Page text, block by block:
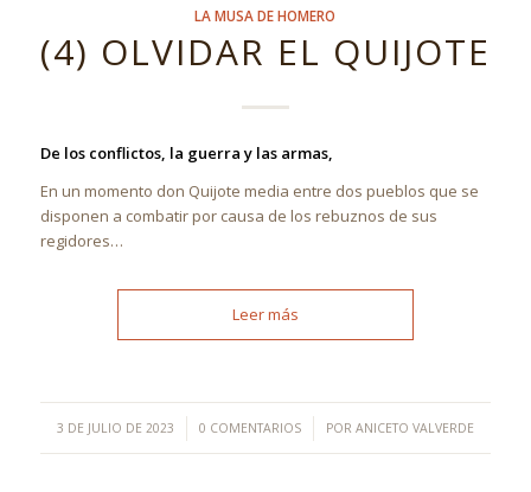
LA MUSA DE HOMERO
(4) OLVIDAR EL QUIJOTE
De los conflictos, la guerra y las armas,
En un momento don Quijote media entre dos pueblos que se
disponen a combatir por causa de los rebuznos de sus
regidores…
Leer más
3 DE JULIO DE 2023
/ 0 COMENTARIOS
/ POR ANICETO VALVERDE